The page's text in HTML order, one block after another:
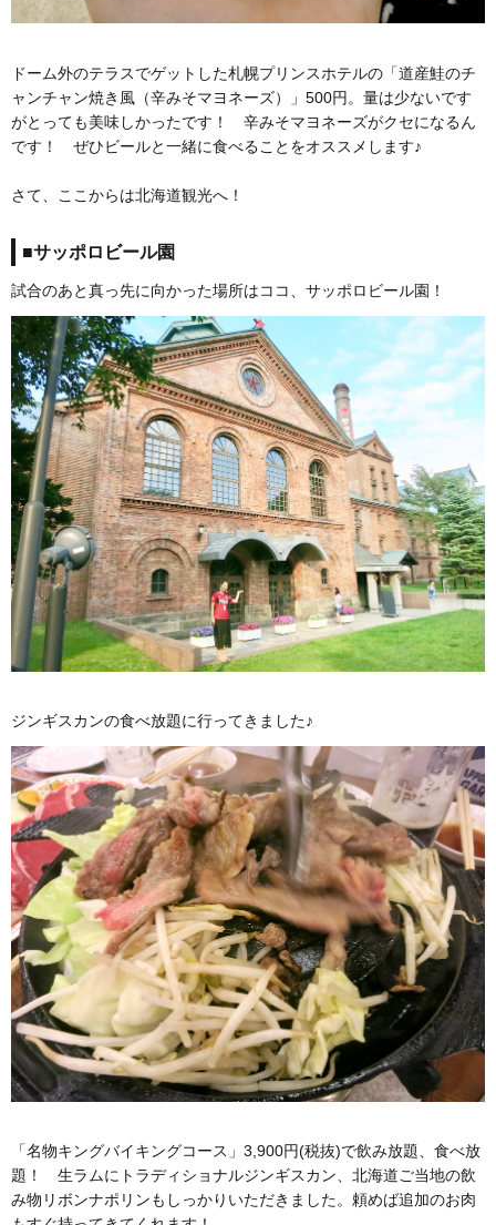
ドーム外のテラスでゲットした札幌プリンスホテルの「道産鮭のチ
ャンチャン焼き風（辛みそマヨネーズ）」500円。量は少ないです
がとっても美味しかったです！ 辛みそマヨネーズがクセになるん
です！ ぜひビールと一緒に食べることをオススメします♪
さて、ここからは北海道観光へ！
■サッポロビール園
試合のあと真っ先に向かった場所はココ、サッポロビール園！
ジンギスカンの食べ放題に行ってきました♪
「名物キングバイキングコース」3,900円(税抜)で飲み放題、食べ放
題！ 生ラムにトラディショナルジンギスカン、北海道ご当地の飲
み物リボンナポリンもしっかりいただきました。頼めば追加のお肉